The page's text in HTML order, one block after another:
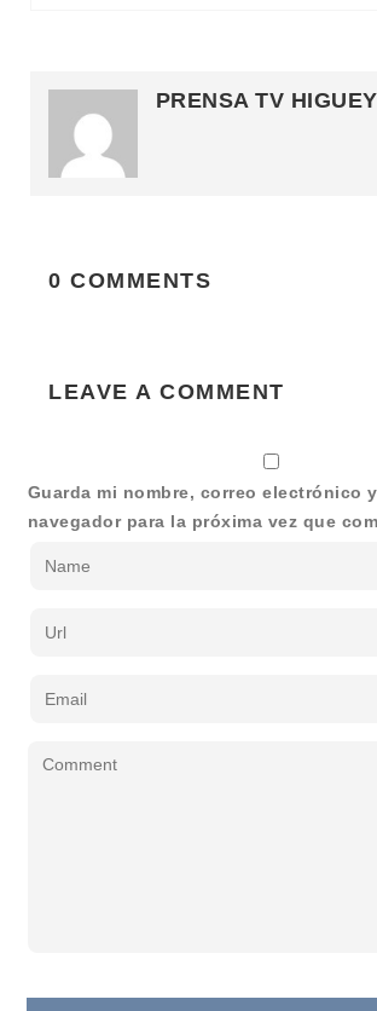
PRENSA TV HIGUEY
0 COMMENTS
LEAVE A COMMENT
Guarda mi nombre, correo electrónico
navegador para la próxima vez que